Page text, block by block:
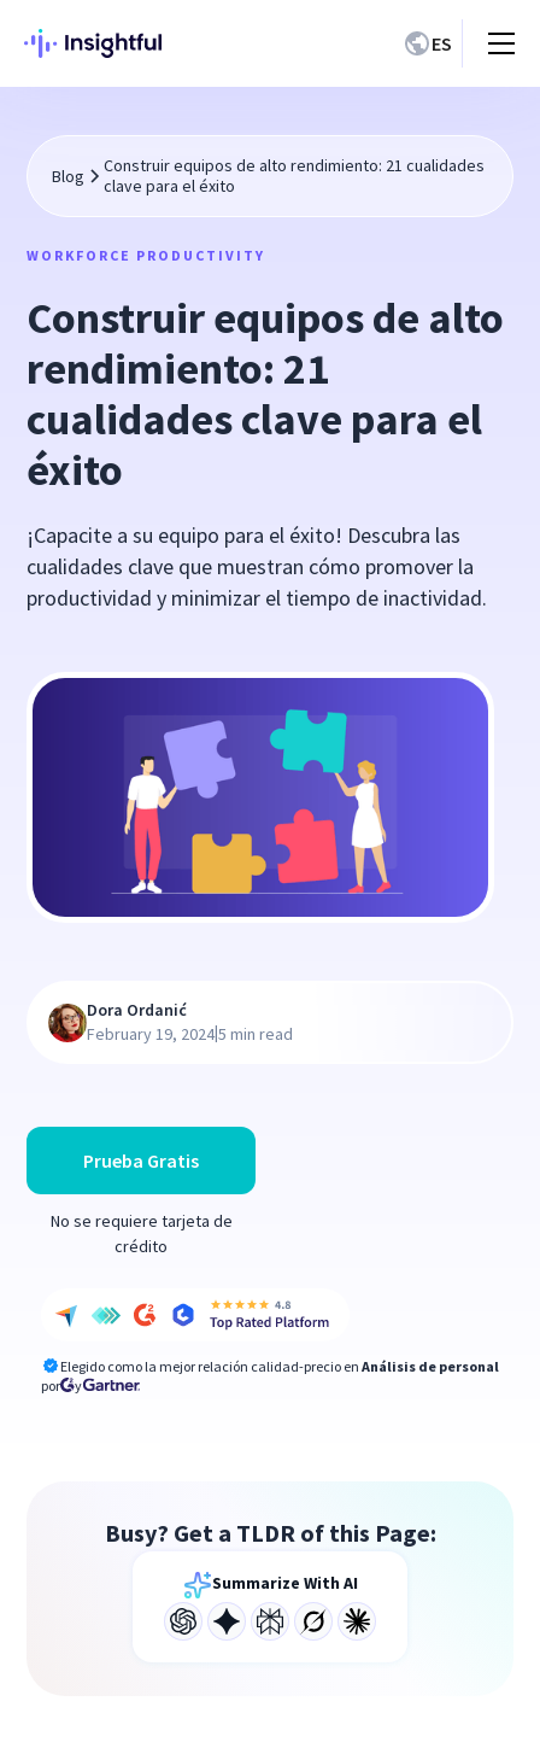
ES
Blog
Construir equipos de alto rendimiento: 21 cualidades
clave para el éxito
WORKFORCE PRODUCTIVITY
Construir equipos de alto
rendimiento: 21
cualidades clave para el
éxito
¡Capacite a su equipo para el éxito! Descubra las
cualidades clave que muestran cómo promover la
productividad y minimizar el tiempo de inactividad.
Prueba Gratis
No se requiere tarjeta de
crédito
Elegido como la mejor relación calidad-precio en Análisis de personal
por
y
Dora Ordanić
February 19, 2024|5 min read
Busy? Get a TLDR of this Page:
Summarize With AI